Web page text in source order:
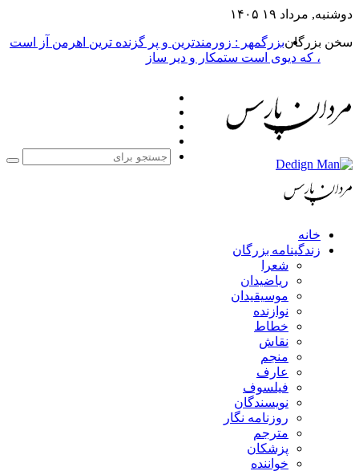
دوشنبه, مرداد ۱۹ ۱۴۰۵
سخن بزرگانبزرگمهر : زورمندترین و پر گزنده ترین اهرمن آز است
، که دیوی است ستمکار و دیر ساز
خانه
زندگینامه بزرگان
شعرا
ریاضیدان
موسیقیدان
نوازنده
خطاط
نقاش
منجم
عارف
فیلسوف
نویسندگان
روزنامه نگار
مترجم
پزشکان
خواننده